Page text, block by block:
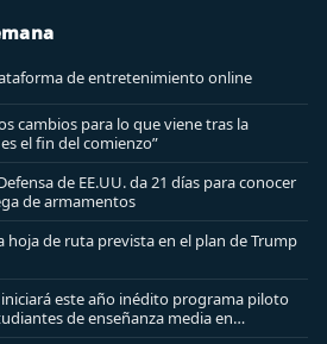
de entretenimiento online
cambios para lo que viene tras la
el fin del comienzo”
de EE.UU. da 21 días para conocer
de armamentos
hoja de ruta prevista en el plan de Trump
este año inédito programa piloto
de enseñanza media en